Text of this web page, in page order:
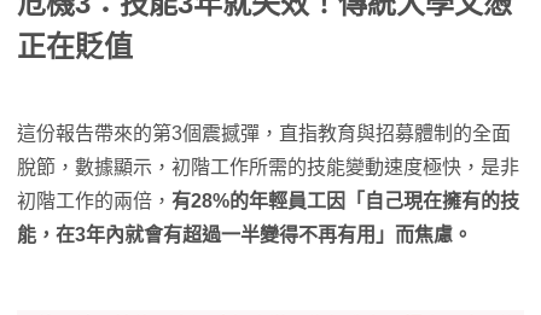
正在貶值
這份報告帶來的第3個震撼彈，直指教育與招募體制的全面
脫節，數據顯示，初階工作所需的技能變動速度極快，是非
初階工作的兩倍， 有28%的年輕員工因「自己現在擁有的技
能，在3年內就會有超過一半變得不再有用」而焦慮。